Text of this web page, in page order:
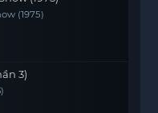
(1975)
3)